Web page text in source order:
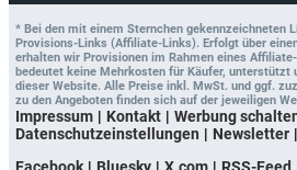
* Bei den mit einem Sternchen gekennzeichneten
Provisions-Links (Affiliate-Links). Erfolgt über
erhalten wir Provisionen im Rahmen eines
bedeutet keine Mehrkosten für Käufer, unterstützt
dieser Website. Alle Preise inkl. MwSt. und ggf.
zu den Angeboten finden sich auf der jeweiligen
Impressum Kontakt Werbung
Datenschutzeinstellungen
Newsletter
Facebook
Bluesky X.com RSS-Feed